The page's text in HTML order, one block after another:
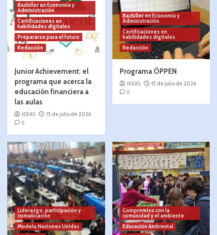
Bachiller en Economía y
Administración
Certificaciones en
habilidades digitales
Prepararse para el futuro
Redacción
Junior Achievement: el
programa que acerca la
educación financiera a
las aulas
IDEAS
15 de julio de 2026
0
Bachiller en Economía y
Administración
Certificaciones en
habilidades digitales
Redacción
Programa ÖPPEN
IDEAS
15 de julio de 2026
0
Liderazgo, participación y
comunicación
Modelo Naciones Unidas
Compromiso con la
comunidad y el ambiente
Educación Ambiental